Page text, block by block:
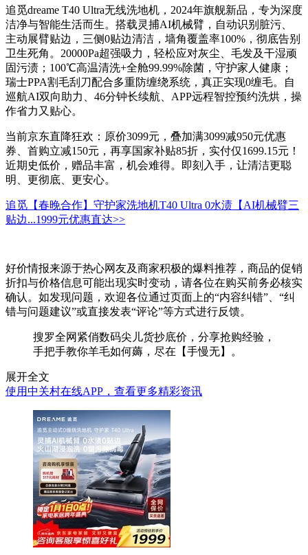
追觅dreame T40 Ultra无线洗地机，2024年旗舰新品，专为深度
洁净与智能生活而生。搭载灵捕AI机械臂，自动识别脏污、
主动展臂贴边，三侧0贴边清洁，墙角覆盖率100%，彻底告别
卫生死角。20000Pa超强吸力，轻松应对灰尘、毛发及干湿顽
固污渍；100℃高温清洗+全舱99.99%除菌，守护家人健康；
瑞士PPA割毛刮刀配合多重防缠绕系统，真正实现0缠毛。自
巡航AI双向助力、46分钟长续航、APP远程智控预约洗烘，操
作省力又贴心。
当前京东直降狂欢：原价3099元，叠加满3099减950元优惠
券、首购立减150元，再享国家补贴85折，实付仅1699.15元！
近期史低价，赠品丰富，机会难得。即刻入手，让清洁更聪
明、更彻底、更安心。
追觅【春晚合作】守护家洗地机T40 Ultra 0水渍【AI机械臂三
贴边...1999元优惠直达>>
好价情报来源于热心网友及商家积极的爆料推荐，商品的促销
折扣与价格信息可能出现实时变动，请各位在购买前务必核实
确认。如发现问题，欢迎各位通过页面上的“内容纠错”、“纠
错与问题建议”或直接发表“评论”等方式进行反馈。
搜罗全网紧俏数码尖儿货抄底价，分享抢购经验，
手把手教你羊毛如何薅，尽在【手慢无】。
展开全文
使用中关村在线APP，查看更多精彩资讯